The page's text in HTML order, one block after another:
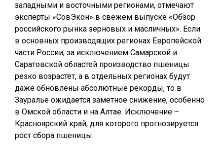
западными и восточными регионами, отмечают
эксперты «СовЭкон» в свежем выпуске «Обзор
российского рынка зерновых и масличных». Если
в основных производящих регионах Европейской
части России, за исключением Самарской и
Саратовской областей производство пшеницы
резко возрастет, а в отдельных регионах будут
даже обновлены абсолютные рекорды, то в
Зауралье ожидается заметное снижение, особенно
в Омской области и на Алтае. Исключение –
Красноярский край, для которого прогнозируется
рост сбора пшеницы.